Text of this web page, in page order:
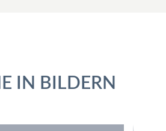
IN BILDERN